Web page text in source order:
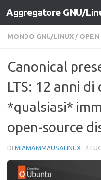
Salta al contenuto
Aggregatore GNU/
MONDO GNU/LINUX / OPEN
Canonical
LTS: 12 anni
*qualsiasi*
open-source
DI MIAMAMMAUSALINUX · 4